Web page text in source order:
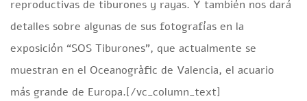
reproductivas de tiburones y rayas. Y también nos dará
detalles sobre algunas de sus fotografías en la
exposición “SOS Tiburones”, que actualmente se
muestran en el Oceanogràfic de Valencia, el acuario
más grande de Europa.[/vc_column_text]